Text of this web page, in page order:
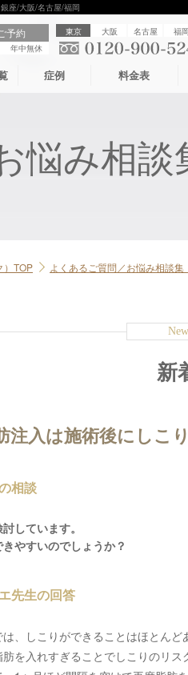
座/大阪/名古屋/福岡
予約
年中無休
東京 大阪 名古屋 福岡
症例 料金表
悩み相談
）TOP よくあるご質問／お悩み相談集
新
注入は施術後にしこ
相談
しています。
やすいのでしょうか？
先生の回答
、しこりができることはほとんど
を入れすぎることでしこりのリ